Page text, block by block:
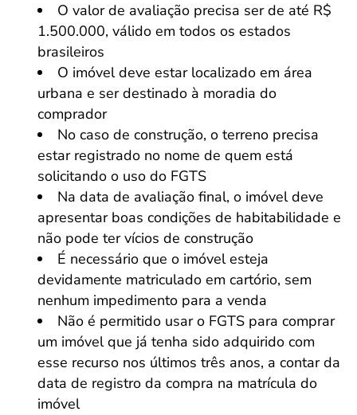
O valor de avaliação precisa ser de até R$
1.500.000, válido em todos os estados
brasileiros
O imóvel deve estar localizado em área
urbana e ser destinado à moradia do
comprador
No caso de construção, o terreno precisa
estar registrado no nome de quem está
solicitando o uso do FGTS
Na data de avaliação final, o imóvel deve
apresentar boas condições de habitabilidade e
não pode ter vícios de construção
É necessário que o imóvel esteja
devidamente matriculado em cartório, sem
nenhum impedimento para a venda
Não é permitido usar o FGTS para comprar
um imóvel que já tenha sido adquirido com
esse recurso nos últimos três anos, a contar da
data de registro da compra na matrícula do
imóvel